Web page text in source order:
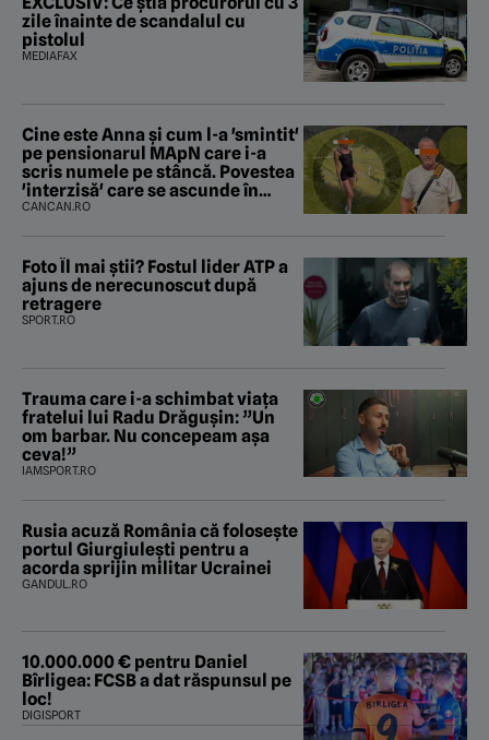
zile înainte de scandalul cu
pistolul
MEDIAFAX
Cine este Anna și cum l-a 'smintit'
pe pensionarul MApN care i-a
scris numele pe stâncă. Povestea
'interzisă' care se ascunde în
spatele graffitiului de pe
CANCAN.RO
Foto Îl mai știi? Fostul lider ATP a
ajuns de nerecunoscut după
retragere
SPORT.RO
Trauma care i-a schimbat viața
fratelui lui Radu Drăgușin: ”Un
om barbar. Nu concepeam așa
ceva!”
IAMSPORT.RO
Rusia acuză România că folosește
portul Giurgiulești pentru a
acorda sprijin militar Ucrainei
GANDUL.RO
10.000.000 € pentru Daniel
Bîrligea: FCSB a dat răspunsul pe
loc!
DIGISPORT